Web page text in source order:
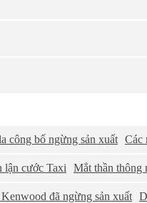
Các
Mắt thần thông